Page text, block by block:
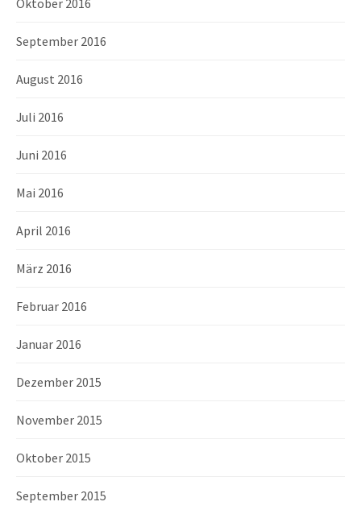
Oktober 2016
September 2016
August 2016
Juli 2016
Juni 2016
Mai 2016
April 2016
März 2016
Februar 2016
Januar 2016
Dezember 2015
November 2015
Oktober 2015
September 2015